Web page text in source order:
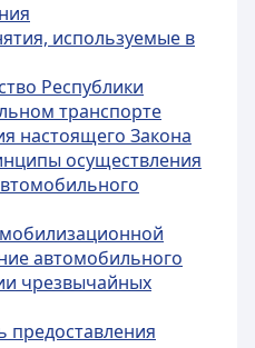
используемые в
Республики
транспорте
настоящего Закона
осуществления
автомобильного
чрезвычайных
предоставления